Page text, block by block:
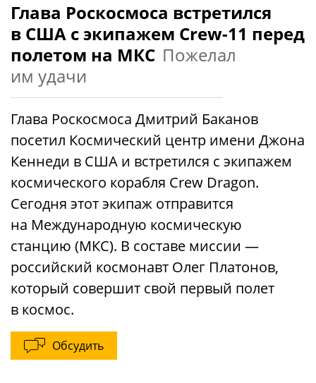
Глава Роскосмоса встретился
в США с экипажем Crew-11 перед
полетом на МКС Пожелал
им удачи
Глава Роскосмоса Дмитрий Баканов
посетил Космический центр имени Джона
Кеннеди в США и встретился с экипажем
космического корабля Crew Dragon.
Сегодня этот экипаж отправится
на Международную космическую
станцию (МКС). В составе миссии —
российский космонавт Олег Платонов,
который совершит свой первый полет
в космос.
Обсудить